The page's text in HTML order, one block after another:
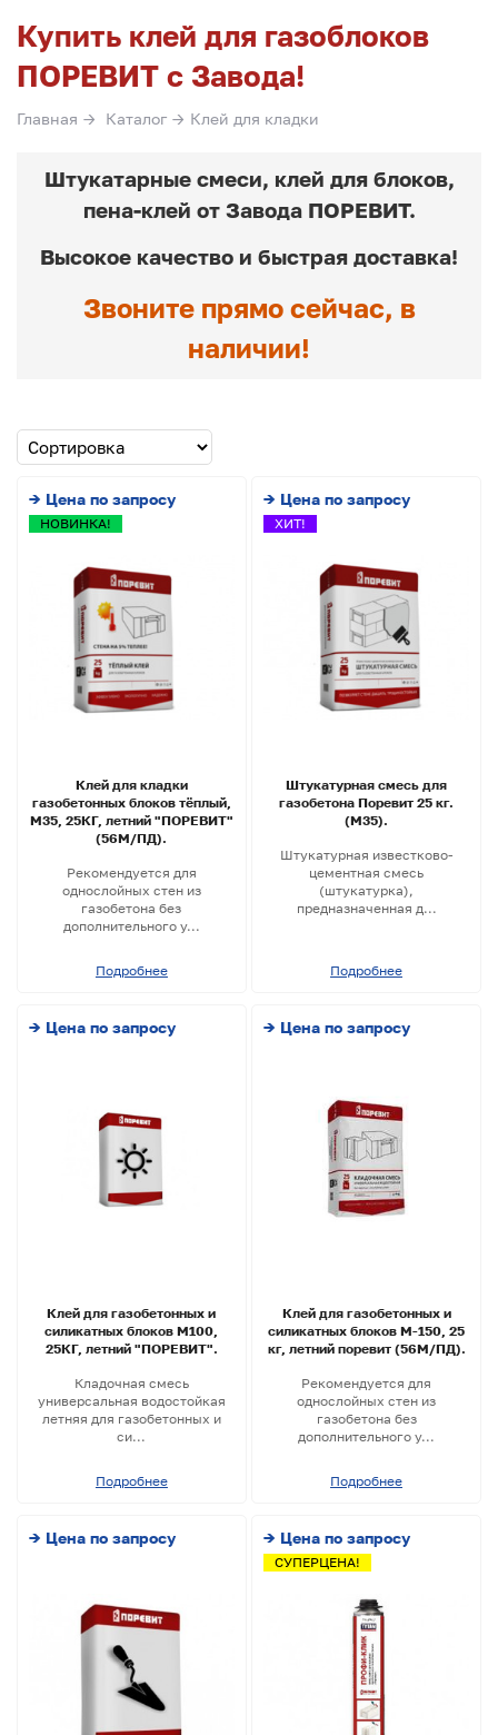
Купить клей для газоблоков
ПОРЕВИТ с Завода!
Главная → Каталог → Клей для кладки
Штукатарные смеси, клей для блоков,
пена-клей от Завода ПОРЕВИТ.
Высокое качество и быстрая доставка!
Звоните прямо сейчас, в
наличии!
→ Цена по запросу
НОВИНКА!
Клей для кладки
газобетонных блоков тёплый,
М35, 25КГ, летний "ПОРЕВИТ"
(56М/ПД).
Рекомендуется для
однослойных стен из
газобетона без
дополнительного у...
Подробнее
→ Цена по запросу
ХИТ!
Штукатурная смесь для
газобетона Поревит 25 кг.
(М35).
Штукатурная известково-
цементная смесь
(штукатурка),
предназначенная д...
Подробнее
→ Цена по запросу
Клей для газобетонных и
силикатных блоков М100,
25КГ, летний "ПОРЕВИТ".
Кладочная смесь
универсальная водостойкая
летняя для газобетонных и
си...
Подробнее
→ Цена по запросу
Клей для газобетонных и
силикатных блоков М-150, 25
кг, летний поревит (56М/ПД).
Рекомендуется для
однослойных стен из
газобетона без
дополнительного у...
Подробнее
→ Цена по запросу → Цена по запросу
СУПЕРЦЕНА!